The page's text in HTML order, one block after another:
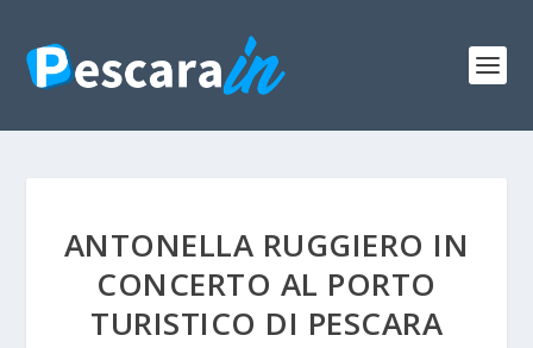
ANTONELLA RUGGIERO IN
CONCERTO AL PORTO
TURISTICO DI PESCARA